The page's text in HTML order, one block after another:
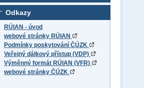
Odkazy
RÚIAN - úvod
webové stránky RÚIAN
Podmínky poskytování ČÚZK
Veřejný dálkový přístup (VDP)
Výměnný formát RÚIAN (VFR)
webové stránky ČÚZK